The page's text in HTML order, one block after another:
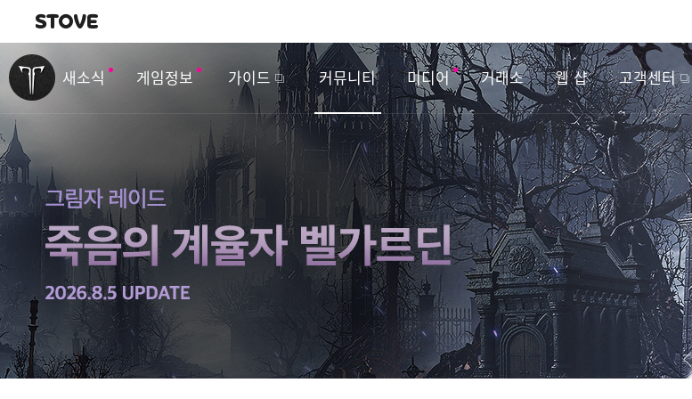
내비게이션
새소식 게임정보 가이드 커뮤니티 미디어 거래소 웹 샵 고객센터
벤
트
&
업
데
이
트